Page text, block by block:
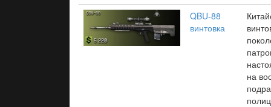
QBU-88
винтовка
на